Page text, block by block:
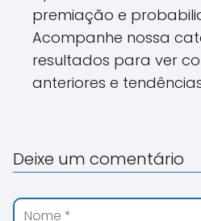
premiação e
Acompanhe nossa
resultados para ver
anteriores e
Deixe um comentário